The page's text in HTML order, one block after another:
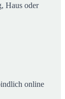
Haus oder
online